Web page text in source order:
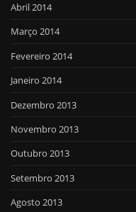
Abril 2014
Março 2014
Fevereiro 2014
Janeiro 2014
Dezembro 2013
Novembro 2013
Outubro 2013
Setembro 2013
Agosto 2013